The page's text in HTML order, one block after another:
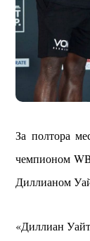
За полтора
чемпионом
Диллианом
«Диллиан